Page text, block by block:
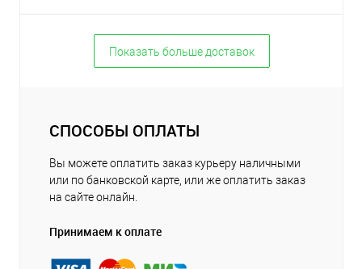
Показать больше доставок
СПОСОБЫ ОПЛАТЫ
Вы можете оплатить заказ курьеру наличными
или по банковской карте, или же оплатить заказ
на сайте онлайн.
Принимаем к оплате